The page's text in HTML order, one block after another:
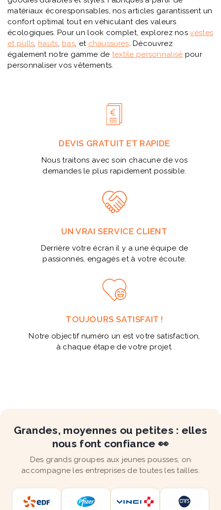
matériaux écoresponsables, nos articles garantissent un
confort optimal tout en véhiculant des valeurs
écologiques. Pour un look complet, explorez nosvestes
et pulls hauts bas , et chaussures . Découvrez
également notre gamme de textile personnalisé pour
personnaliser vos vêtements.
DEVIS GRATUIT ET RAPIDE
Nous traitons avec soin chacune de vos
demandes le plus rapidement possible.
UN VRAI SERVICE CLIENT
Derrière votre écran il y a une équipe de
passionnés, engagés et à votre écoute.
TOUJOURS SATISFAIT !
Notre objectif numéro un est votre satisfaction,
à chaque étape de votre projet.
Grandes, moyennes ou petites : elles
nous font confiance 👀
Des grands groupes aux jeunes pousses, on
accompagne les entreprises de toutes les tailles.